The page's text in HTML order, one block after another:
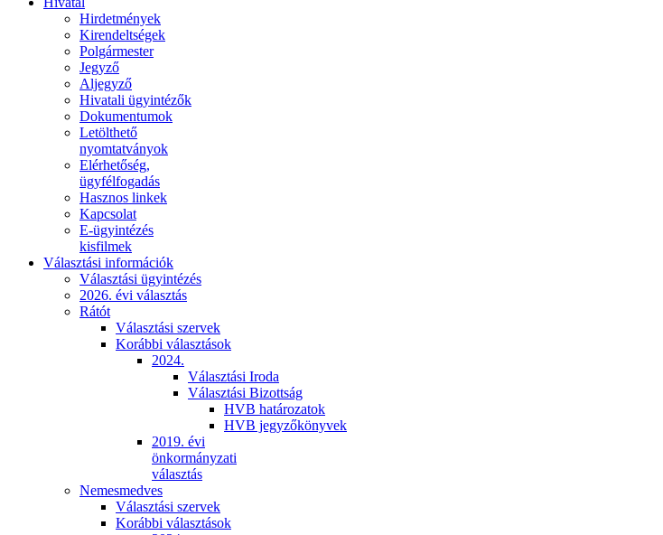
Hirdetmények
Kirendeltségek
Polgármester
Jegyző
Aljegyző
Hivatali ügyintézők
Dokumentumok
Letölthető
nyomtatványok
Elérhetőség,
ügyfélfogadás
Hasznos linkek
Kapcsolat
E-ügyintézés
kisfilmek
Választási információk
Választási ügyintézés
2026. évi választás
Rátót
Választási szervek
Korábbi választások
2024.
Választási Iroda
Választási Bizottság
HVB határozatok
HVB jegyzőkönyvek
2019. évi
önkormányzati
választás
Nemesmedves
Választási szervek
Korábbi választások